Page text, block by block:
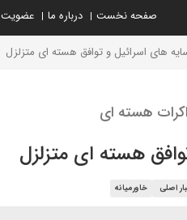
صفحه نخست درباره ما عضویت
های اسرائیل و توافق هسته ای متزلزل
هسته ای
هسته ای متزلزل
اصلی خاورمیانه